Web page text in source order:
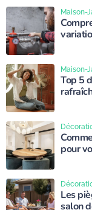
Maison-
Top 5
Maison-
pour
Les
salon